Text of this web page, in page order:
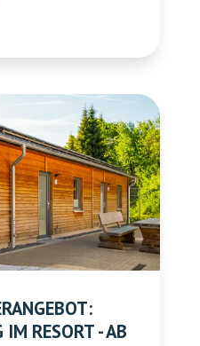
RESORT - AB